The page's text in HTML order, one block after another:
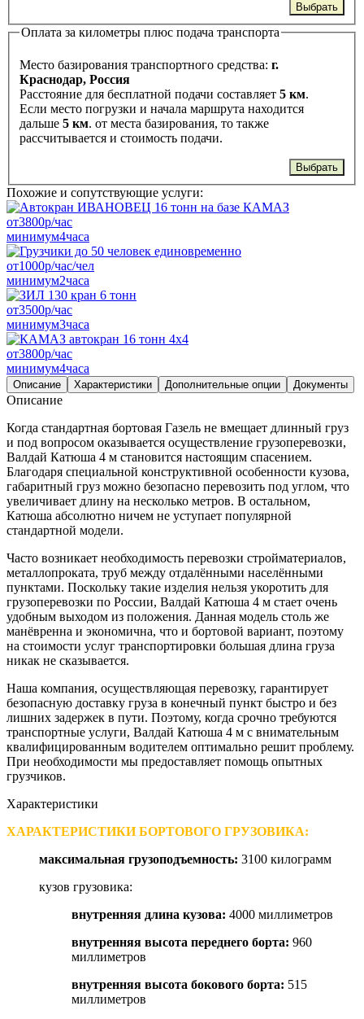
Выбрать
Оплата за километры плюс подача транспорта
Место базирования транспортного средства: г.
Краснодар, Россия
Расстояние для бесплатной подачи составляет 5 км.
Если место погрузки и начала маршрута находится
дальше 5 км. от места базирования, то также
рассчитывается и стоимость подачи.
Выбрать
Похожие и сопутствующие услуги:
от3800р/час
минимум4часа
от1000р/час/чел
минимум2часа
от3500р/час
минимум3часа
от3800р/час
минимум4часа
Описание Характеристики Дополнительные опции Документы
Описание
Когда стандартная бортовая Газель не вмещает длинный груз
и под вопросом оказывается осуществление грузоперевозки,
Валдай Катюша 4 м становится настоящим спасением.
Благодаря специальной конструктивной особенности кузова,
габаритный груз можно безопасно перевозить под углом, что
увеличивает длину на несколько метров. В остальном,
Катюша абсолютно ничем не уступает популярной
стандартной модели.
Часто возникает необходимость перевозки стройматериалов,
металлопроката, труб между отдалёнными населёнными
пунктами. Поскольку такие изделия нельзя укоротить для
грузоперевозки по России, Валдай Катюша 4 м стает очень
удобным выходом из положения. Данная модель столь же
манёвренна и экономична, что и бортовой вариант, поэтому
на стоимости услуг транспортировки большая длина груза
никак не сказывается.
Наша компания, осуществляющая перевозку, гарантирует
безопасную доставку груза в конечный пункт быстро и без
лишних задержек в пути. Поэтому, когда срочно требуются
транспортные услуги, Валдай Катюша 4 м с внимательным
квалифицированным водителем оптимально решит проблему.
При необходимости мы предоставляет помощь опытных
грузчиков.
Характеристики
ХАРАКТЕРИСТИКИ БОРТОВОГО ГРУЗОВИКА:
максимальная грузоподъемность: 3100 килограмм
кузов грузовика:
внутренняя длина кузова: 4000 миллиметров
внутренняя высота переднего борта: 960
миллиметров
внутренняя высота бокового борта: 515
миллиметров